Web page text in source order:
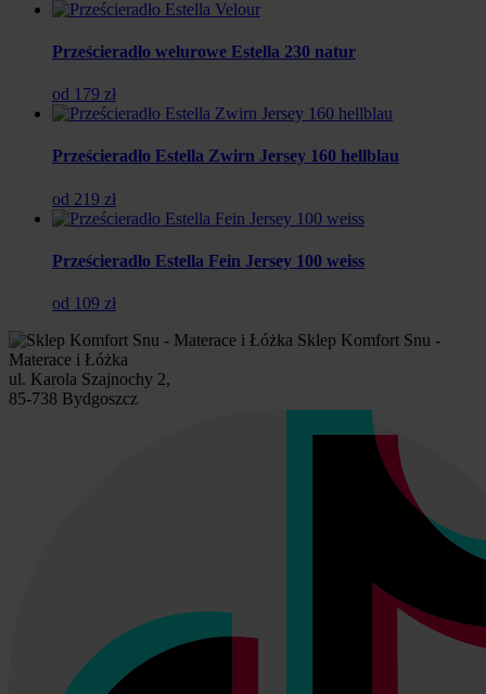
Prześcieradło welurowe Estella 230 natur
od 179 zł
Prześcieradło Estella Zwirn Jersey 160 hellblau
od 219 zł
Prześcieradło Estella Fein Jersey 100 weiss
od 109 zł
Sklep Komfort Snu -
Materace i Łóżka
ul. Karola Szajnochy 2,
85-738 Bydgoszcz